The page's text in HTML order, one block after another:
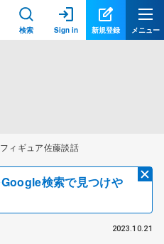
検索 Sign in 新規登録 メニュー
ィギュア佐藤談話
検索で見つけや
2023.10.21